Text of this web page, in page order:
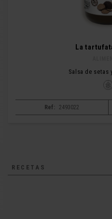
La
Salsa de setas
Ref: 2493022
RECETAS